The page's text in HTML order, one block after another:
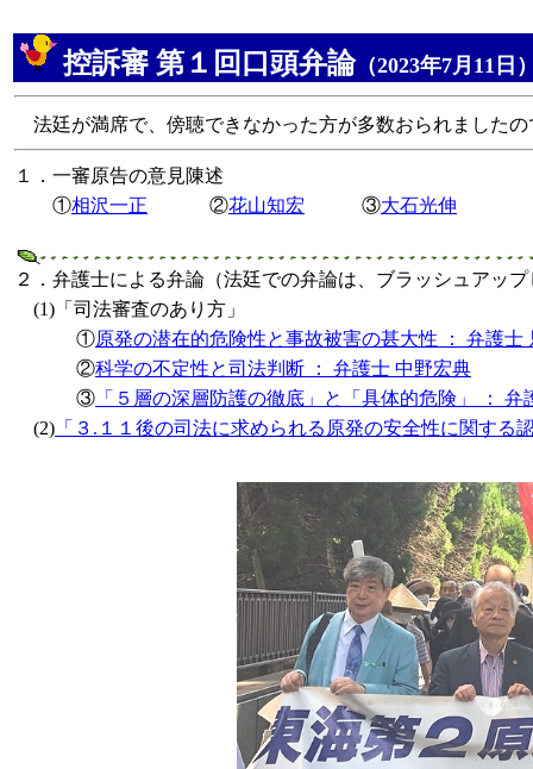
控訴審 第１回口頭弁論（2023年7月11日
法廷が満席で、傍聴できなかった方が多数おられました
１．一審原告の意見陳述
①相沢一正 ②花山知宏 ③大石光伸
２．弁護士による弁論（法廷での弁論は、ブラッシュアッ
(1)「司法審査のあり方」
①原発の潜在的危険性と事故被害の甚大性 ： 弁護士
②科学の不定性と司法判断 ： 弁護士 中野宏典
③ 「５層の深層防護の徹底」と「具体的危険」 ： 弁
(2) 「３.１１後の司法に求められる原発の安全性に関す